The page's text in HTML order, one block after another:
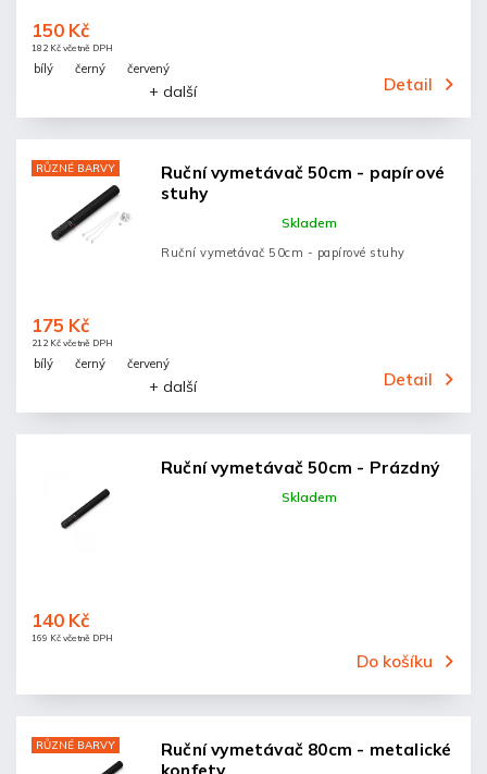
182 Kč včetně DPH
150 Kč
Detail
bílý černý červený
+ další
RŮZNÉ BARVY
Ruční vymetávač 50cm - papírové
stuhy
Skladem
212 Kč včetně DPH
175 Kč
Detail
Ruční vymetávač 50cm - papírové stuhy
bílý černý červený
+ další
Ruční vymetávač 50cm - Prázdný
Skladem
169 Kč včetně DPH
140 Kč
Do košíku
RŮZNÉ BARVY
Ruční vymetávač 80cm - metalické
konfety